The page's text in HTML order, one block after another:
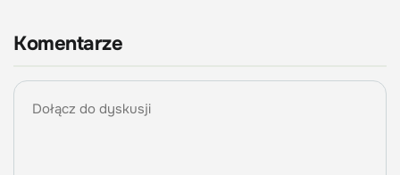
Komentarze